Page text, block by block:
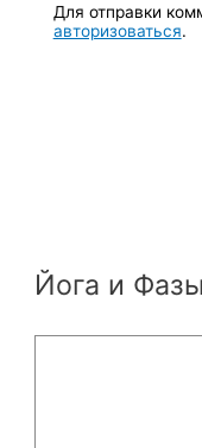
Для отправки
авторизоваться.
Йога и